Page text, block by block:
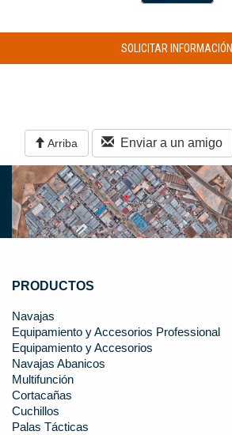
SOLICITAR INFORMACIÓN
Arriba Enviar a un amigo
PRODUCTOS
Navajas
Equipamiento y Accesorios Professional
Equipamiento y Accesorios
Navajas Abanicos
Multifunción
Cortacañas
Cuchillos
Palas Tácticas